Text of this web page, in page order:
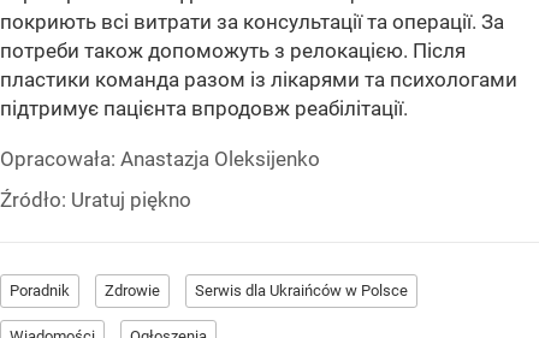
покриють всі витрати за консультації та операції. За
потреби також допоможуть з релокацією. Після
пластики команда разом із лікарями та психологами
підтримує пацієнта впродовж реабілітації.
Opracowała: Anastazja Oleksijenko
Źródło: Uratuj piękno
Poradnik Zdrowie Serwis dla Ukraińców w Polsce